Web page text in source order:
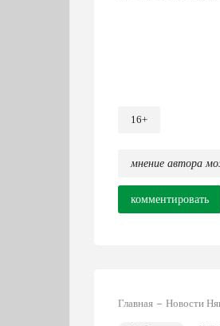
16+
мнение автора
комментировать
Главная Новости